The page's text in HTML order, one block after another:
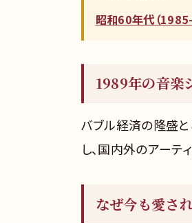
昭和60年代（
1989年の音楽
バブル経済の隆盛
し、国内外のアーテ
なぜ今も愛さ